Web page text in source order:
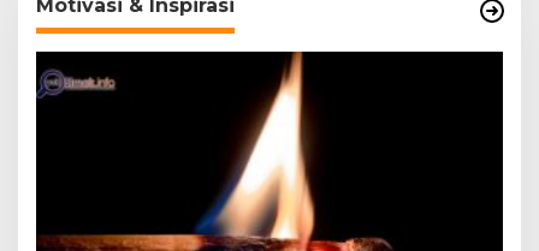
Motivasi & Inspirasi